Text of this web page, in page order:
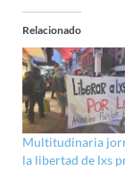
Relacionado
Multitudinaria
la libertad de lxs